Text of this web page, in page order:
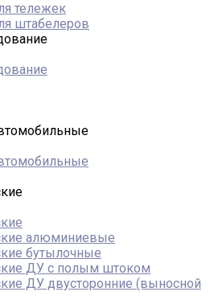
тележек
штабелеров
алюминиевые
бутылочные
ДУ c полым штоком
ДУ двусторонние (выносной